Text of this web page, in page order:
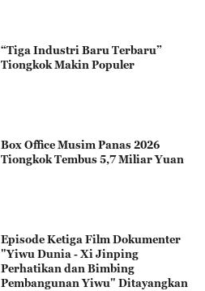
“Tiga Industri Baru Terbaru”
Tiongkok Makin Populer
Box Office Musim Panas 2026
Tiongkok Tembus 5,7 Miliar Yuan
Episode Ketiga Film Dokumenter
"Yiwu Dunia - Xi Jinping
Perhatikan dan Bimbing
Pembangunan Yiwu" Ditayangkan